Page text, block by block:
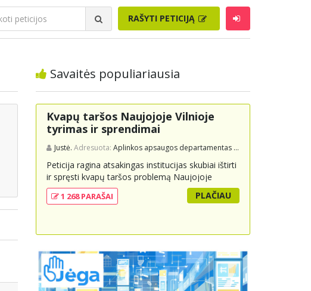
RAŠYTI PETICIJĄ
Savaitės populiariausia
Kvapų taršos Naujojoje Vilnioje
tyrimas ir sprendimai
Justė. Adresuota: Aplinkos apsaugos departamentas prie Aplinkos ministerijos
Peticija ragina atsakingas institucijas skubiai ištirti
ir spręsti kvapų taršos problemą Naujojoje
Vilnioje, kuri kyla dėl buitinių atliekų sąvartyno
Pramonės g. 141. Gyventojai skundžiasi nuolatiniu
išsamius tyrimus, įdiegti nuolatinius kontrolės
mechanizmus ir imtis veiksmingų priemonių
problemai spręsti, taip pat užtikrinti visuomenės
informavimą apie priimtus sprendimus ir
planuojamus veiksmus.
1 268 PARAŠAI PLAČIAU